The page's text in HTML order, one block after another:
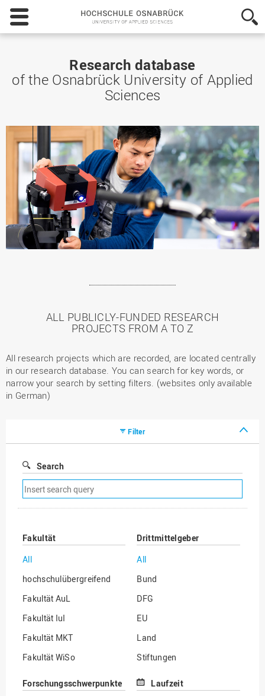
Hochschule
Osnabrück
-
Sciences
Research database
of the Osnabrück University of Applied
Sciences
ALL PUBLICLY-FUNDED RESEARCH
PROJECTS FROM A TO Z
All research projects which are recorded, are located centrally
in our research database. You can search for key words, or
narrow your search by setting filters. (websites only available
in German)
Filter
Search
Remove
search
filter
Fakultät
All
hochschulübergreifend
Fakultät AuL
Fakultät IuI
Fakultät MKT
Fakultät WiSo
Drittmittelgeber
All
Bund
DFG
EU
Land
Stiftungen
Sonstige
Forschungsschwerpunkte
Laufzeit